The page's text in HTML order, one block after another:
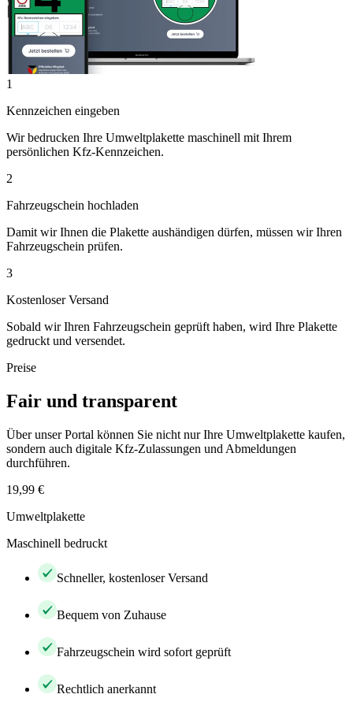
1
Kennzeichen eingeben
Wir bedrucken Ihre Umweltplakette maschinell mit Ihrem
persönlichen Kfz-Kennzeichen.
2
Fahrzeugschein hochladen
Damit wir Ihnen die Plakette aushändigen dürfen, müssen wir Ihren
Fahrzeugschein prüfen.
3
Kostenloser Versand
Sobald wir Ihren Fahrzeugschein geprüft haben, wird Ihre Plakette
gedruckt und versendet.
Preise
Fair und transparent
Über unser Portal können Sie nicht nur Ihre Umweltplakette kaufen,
sondern auch digitale Kfz-Zulassungen und Abmeldungen
durchführen.
19,99 €
Umweltplakette
Maschinell bedruckt
Schneller, kostenloser Versand
Bequem von Zuhause
Fahrzeugschein wird sofort geprüft
Rechtlich anerkannt